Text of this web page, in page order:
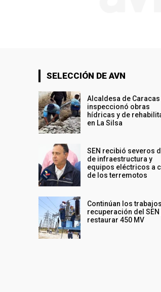
SELECCIÓN DE AVN
Alcaldesa de Caracas
inspeccionó obras
hídricas y de
en La Silsa
SEN recibió severos
de infraestructura y
equipos eléctricos a
de los terremotos
Continúan los
recuperación del SEN
restaurar 450 MV